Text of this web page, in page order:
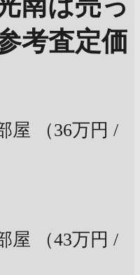
考査定価
屋
（36万円 /
屋
（43万円 /